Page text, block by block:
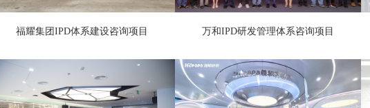
福耀集团IPD体系建设咨询项目 万和IPD研发管理体系咨询项目